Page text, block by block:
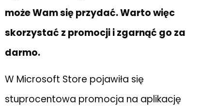
może Wam się przydać. Warto więc
skorzystać z promocji i zgarnąć go za
darmo.
W Microsoft Store pojawiła się
stuprocentowa promocja na aplikację